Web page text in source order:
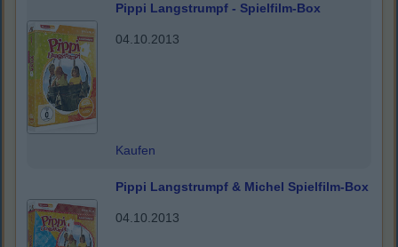
Pippi Langstrumpf - Spielfilm-Box
04.10.2013
Kaufen
Pippi Langstrumpf & Michel Spielfilm-Box
04.10.2013